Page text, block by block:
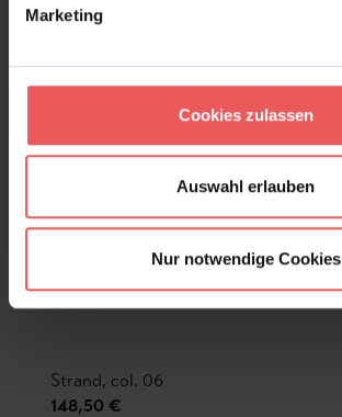
Marketing
Cookies zulassen
Auswahl erlauben
Nur notwendige Cookies
Strand, col. 06
148,50 €